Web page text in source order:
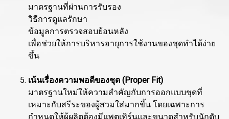
มาตรฐานที่ผ่านการรับรอง
วิธีการดูแลรักษา
ข้อมูลการตรวจสอบย้อนหลัง
เพื่อช่วยให้การบริหารอายุการใช้งานของชุดทำได้ง่าย
ขึ้น
เน้นเรื่องความพอดีของชุด (Proper Fit)
มาตรฐานใหม่ให้ความสำคัญกับการออกแบบชุดที่
เหมาะกับสรีระของผู้สวมใส่มากขึ้น โดยเฉพาะการ
กำหนดให้ผู้ผลิตต้องมีแพตเทิร์นและขนาดสำหรับนักดับ